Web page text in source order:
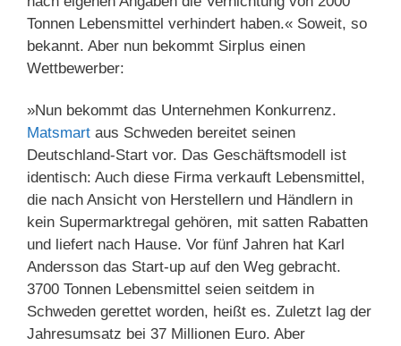
Tonnen Lebensmittel verhindert haben.« Soweit, so
bekannt. Aber nun bekommt Sirplus einen
Wettbewerber:
»Nun bekommt das Unternehmen Konkurrenz.
Matsmart aus Schweden bereitet seinen
Deutschland-Start vor. Das Geschäftsmodell ist
identisch: Auch diese Firma verkauft Lebensmittel,
die nach Ansicht von Herstellern und Händlern in
kein Supermarktregal gehören, mit satten Rabatten
und liefert nach Hause. Vor fünf Jahren hat Karl
Andersson das Start-up auf den Weg gebracht.
3700 Tonnen Lebensmittel seien seitdem in
Schweden gerettet worden, heißt es. Zuletzt lag der
Jahresumsatz bei 37 Millionen Euro. Aber